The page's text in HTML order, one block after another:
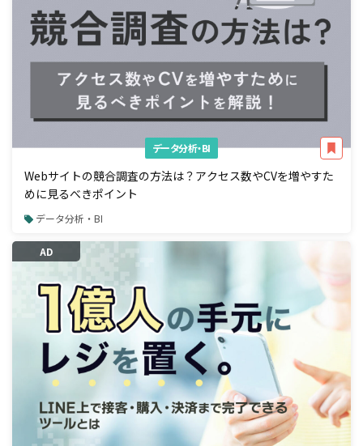
データ分析・BI
Webサイトの競合調査の方法は？アクセス数やCVを増やすた
めに見るべきポイント
データ分析・BI
AD